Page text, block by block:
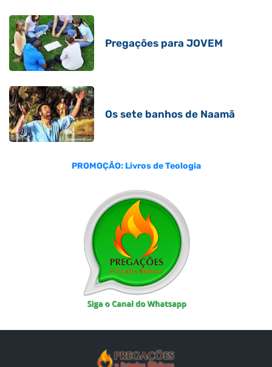
Pregações para JOVEM
Os sete banhos de Naamã
PROMOÇÃO: Livros de Teologia